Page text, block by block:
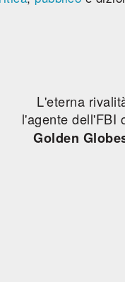
L'eterna
l'agente dell'FBI
Golden